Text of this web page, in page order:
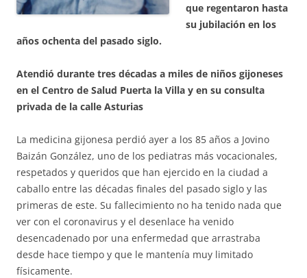
que regentaron hasta
su jubilación en los
años ochenta del pasado siglo.
Atendió durante tres décadas a miles de niños gijoneses
en el Centro de Salud Puerta la Villa y en su consulta
privada de la calle Asturias
La medicina gijonesa perdió ayer a los 85 años a Jovino
Baizán González, uno de los pediatras más vocacionales,
respetados y queridos que han ejercido en la ciudad a
caballo entre las décadas finales del pasado siglo y las
primeras de este. Su fallecimiento no ha tenido nada que
ver con el coronavirus y el desenlace ha venido
desencadenado por una enfermedad que arrastraba
desde hace tiempo y que le mantenía muy limitado
físicamente.